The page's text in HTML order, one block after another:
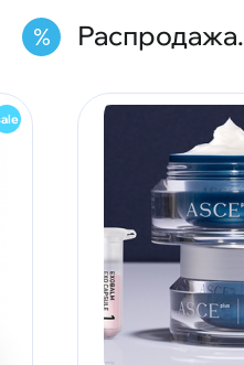
Распродажа.